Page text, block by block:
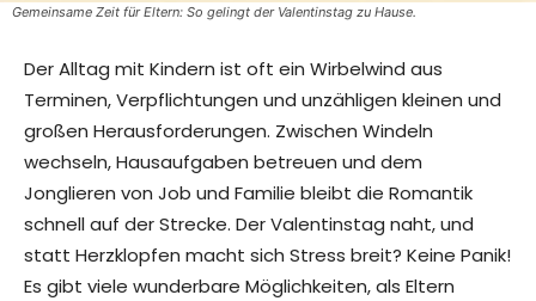
Gemeinsame Zeit für Eltern: So gelingt der Valentinstag zu Hause.
Der Alltag mit Kindern ist oft ein Wirbelwind aus
Terminen, Verpflichtungen und unzähligen kleinen und
großen Herausforderungen. Zwischen Windeln
wechseln, Hausaufgaben betreuen und dem
Jonglieren von Job und Familie bleibt die Romantik
schnell auf der Strecke. Der Valentinstag naht, und
statt Herzklopfen macht sich Stress breit? Keine Panik!
Es gibt viele wunderbare Möglichkeiten, als Eltern